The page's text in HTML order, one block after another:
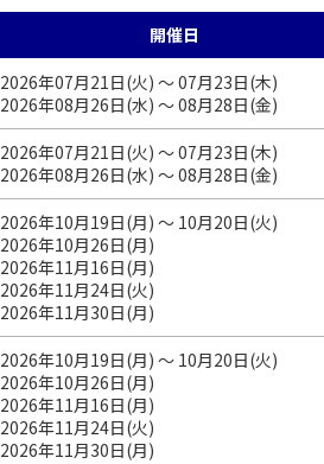
開催日
2026年07月21日(火) ～ 07月23日(木)
2026年08月26日(水) ～ 08月28日(金)
2026年07月21日(火) ～ 07月23日(木)
2026年08月26日(水) ～ 08月28日(金)
2026年10月19日(月) ～ 10月20日(火)
2026年10月26日(月)
2026年11月16日(月)
2026年11月24日(火)
2026年11月30日(月)
2026年10月19日(月) ～ 10月20日(火)
2026年10月26日(月)
2026年11月16日(月)
2026年11月24日(火)
2026年11月30日(月)